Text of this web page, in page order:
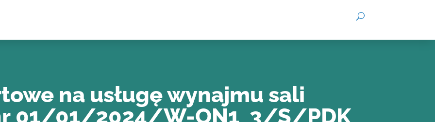
na usługę wynajmu sali
01/01/2024/W-ON1_3/S/PDK